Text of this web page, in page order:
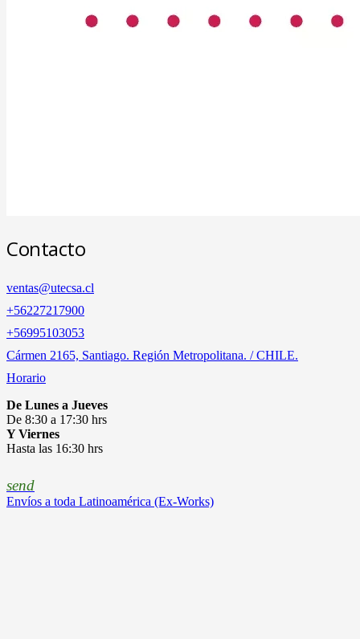
Contacto
ventas@utecsa.cl
+56227217900
‎+56995103053
Cármen 2165, Santiago. Región Metropolitana. / CHILE.
Horario
De Lunes a Jueves
De 8:30 a 17:30 hrs
Y Viernes
Hasta las 16:30 hrs
send
Envíos a toda Latinoamérica (Ex-Works)